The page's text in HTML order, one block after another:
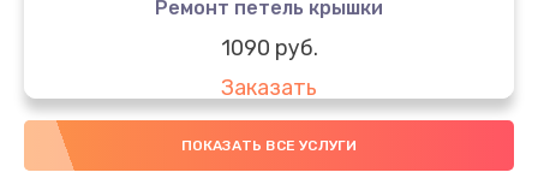
Ремонт петель крышки
1090 руб.
Заказать
Замена вебкамеры
ПОКАЗАТЬ ВСЕ УСЛУГИ